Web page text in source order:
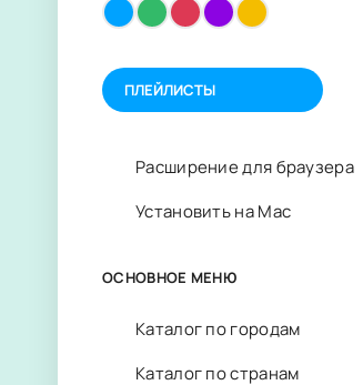
ПЛЕЙЛИСТЫ
Расширение для браузера
Установить на Mac
ОСНОВНОЕ МЕНЮ
Каталог по городам
Каталог по странам